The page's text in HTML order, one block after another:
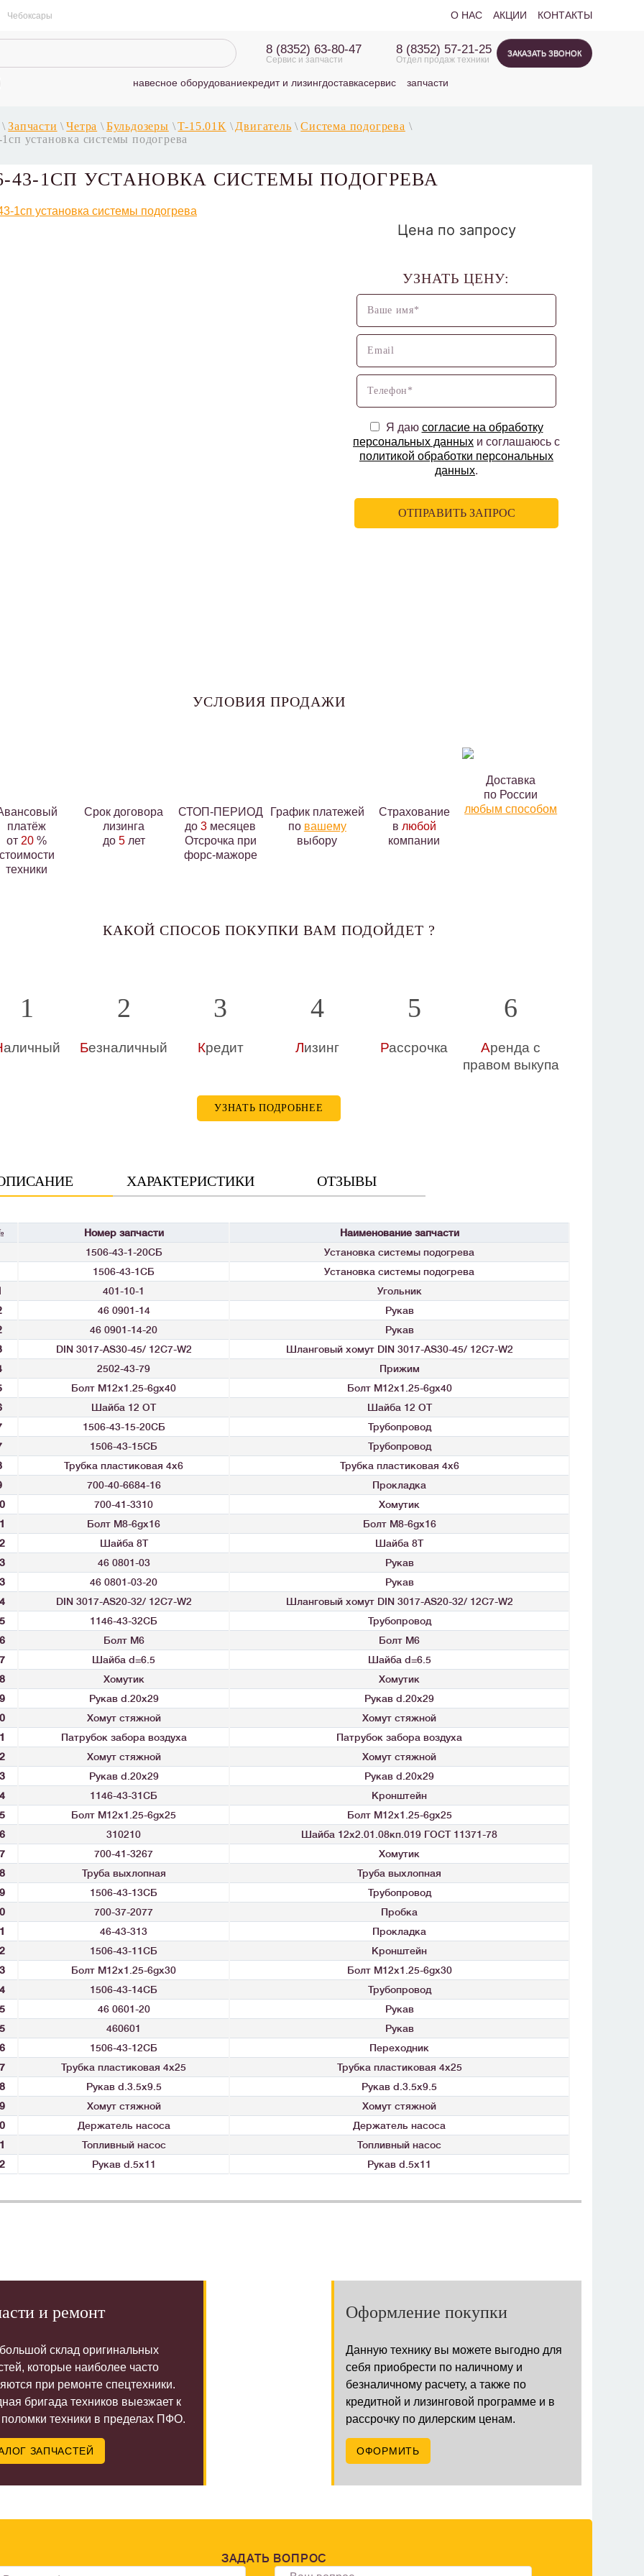
Чебоксары О НАС АКЦИИ КОНТАКТЫ
8 (8352) 63-80-47
Сервис и запчасти
8 (8352) 57-21-25
Отдел продаж техники
ЗАКАЗАТЬ ЗВОНОК
навесное оборудованиекредит и лизингдоставкасервис запчасти
\ Запчасти \ Четра \ Бульдозеры \ T-15.01К \ Двигатель \ Система подогрева \
установка системы подогрева
43-1СП УСТАНОВКА СИСТЕМЫ ПОДОГРЕВА
Цена по запросу
УЗНАТЬ ЦЕНУ:
Я даю согласие на обработку
персональных данных и соглашаюсь с
политикой обработки персональных
данных.
УСЛОВИЯ ПРОДАЖИ
платёж
от 20 %
стоимости
техники
Срок договора
лизинга
до 5лет
СТОП-ПЕРИОД
до3 месяцев
Отсрочка при
форс-мажоре
График платежей
по вашему
выбору
Страхование
в любой
компании
Доставка
по России
любым способом
КАКОЙ СПОСОБ ПОКУПКИ ВАМ ПОДОЙДЕТ ?
1
аличный
2
Безналичный
3
Кредит
4
Лизинг
5
Рассрочка
6
Аренда с
правом выкупа
УЗНАТЬ ПОДРОБНЕЕ
ХАРАКТЕРИСТИКИ ОТЗЫВЫ
Номер запчасти
Наименование запчасти
1506-43-1-20СБ
Установка системы подогрева
1506-43-1СБ
Установка системы подогрева
401-10-1
Угольник
46 0901-14
Рукав
46 0901-14-20
Рукав
DIN 3017-AS30-45/ 12C7-W2
Шланговый хомут DIN 3017-AS30-45/ 12C7-W2
2502-43-79
Прижим
Болт М12x1.25-6gx40
Болт М12x1.25-6gx40
Шайба 12 ОТ
Шайба 12 ОТ
1506-43-15-20СБ
Трубопровод
1506-43-15СБ
Трубопровод
Трубка пластиковая 4x6
Трубка пластиковая 4x6
700-40-6684-16
Прокладка
700-41-3310
Хомутик
Болт М8-6gx16
Болт М8-6gx16
Шайба 8Т
Шайба 8Т
46 0801-03
Рукав
46 0801-03-20
Рукав
DIN 3017-AS20-32/ 12C7-W2
Шланговый хомут DIN 3017-AS20-32/ 12C7-W2
1146-43-32СБ
Трубопровод
Болт М6
Болт М6
Шайба d=6.5
Шайба d=6.5
Хомутик
Хомутик
Рукав d.20x29
Рукав d.20x29
Хомут стяжной
Хомут стяжной
Патрубок забора воздуха
Патрубок забора воздуха
Хомут стяжной
Хомут стяжной
Рукав d.20x29
Рукав d.20x29
1146-43-31СБ
Кронштейн
Болт М12x1.25-6gx25
Болт М12x1.25-6gx25
310210
Шайба 12х2.01.08кп.019 ГОСТ 11371-78
700-41-3267
Хомутик
Труба выхлопная
Труба выхлопная
1506-43-13СБ
Трубопровод
700-37-2077
Пробка
46-43-313
Прокладка
1506-43-11СБ
Кронштейн
Болт М12x1.25-6gx30
Болт М12x1.25-6gx30
1506-43-14СБ
Трубопровод
46 0601-20
Рукав
460601
Рукав
1506-43-12СБ
Переходник
Трубка пластиковая 4x25
Трубка пластиковая 4x25
Рукав d.3.5x9.5
Рукав d.3.5x9.5
Хомут стяжной
Хомут стяжной
Держатель насоса
Держатель насоса
Топливный насос
Топливный насос
Рукав d.5x11 Рукав d.5x11
и ремонт
склад оригинальных
которые наиболее часто
при ремонте спецтехники.
бригада техников выезжает к
поломки техники в пределах ПФО.
ЗАПЧАСТЕЙ
Оформление покупки
Данную технику вы можете выгодно для
себя приобрести по наличному и
безналичному расчету, а также по
кредитной и лизинговой программе и в
рассрочку по дилерским ценам.
ОФОРМИТЬ
ЗАДАТЬ ВОПРОС